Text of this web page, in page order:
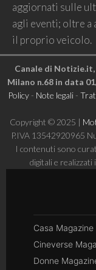
aggiornati sulle
agli eventi; oltre a
il proprio veicolo.
Canale di
Milano n.68 in data
Policy- Note legali-
Copyright © 2025 |
P.IVA 13542920965
I contenuti sono
digitali e
Casa Magazine
Cineverse
Donne